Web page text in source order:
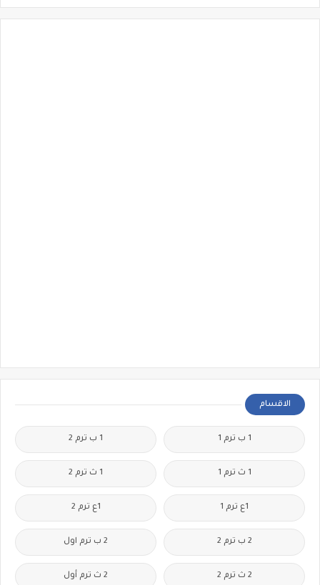
الاقسام
1 ب ترم 1 1 ب ترم 2
1 ث ترم 1 1 ث ترم 2
1ع ترم 1 1ع ترم 2
2 ب ترم 2 2 ب ترم اول
2 ث ترم 2 2 ث ترم أول